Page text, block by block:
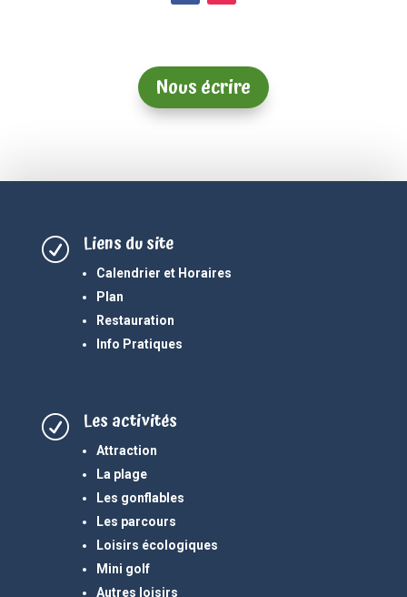
Nous écrire
R Liens du site
Calendrier et Horaires
Plan
Restauration
Info Pratiques
R Les activités
Attraction
La plage
Les gonflables
Les parcours
Loisirs écologiques
Mini golf
Autres loisirs